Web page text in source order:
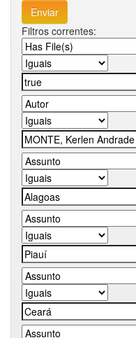
Filtros correntes: